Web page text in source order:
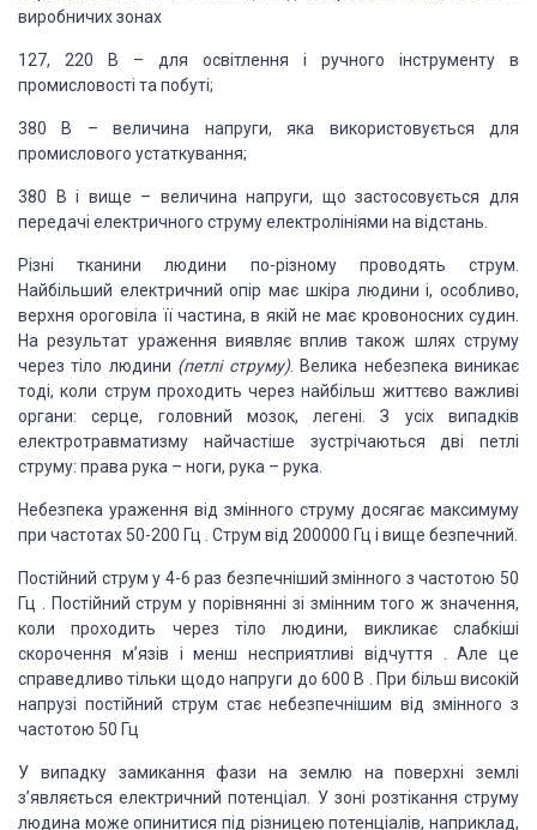
виробничих зонах
127, 220 В – для освітлення і ручного інструменту в
промисловості та побуті;
380 В – величина напруги, яка використовується для
промислового устаткування;
380 В і вище – величина напруги, що застосовується для
передачі електричного струму електролініями на відстань.
Різні тканини людини по-різному проводять струм.
Найбільший електричний опір має шкіра людини і, особливо,
верхня ороговіла її частина, в якій не має кровоносних судин.
На результат ураження виявляє вплив також шлях струму
через тіло людини (петлі струму). Велика небезпека виникає
тоді, коли струм проходить через найбільш життєво важливі
органи: серце, головний мозок, легені. З усіх випадків
електротравматизму найчастіше зустрічаються дві петлі
струму: права рука – ноги, рука – рука.
Небезпека ураження від змінного струму досягає максимуму
при частотах 50-200 Гц . Струм від 200000 Гц і вище безпечний.
Постійний струм у 4-6 раз безпечніший змінного з частотою 50
Гц . Постійний струм у порівнянні зі змінним того ж значення,
коли проходить через тіло людини, викликає слабкіші
скорочення м’язів і менш несприятливі відчуття . Але це
справедливо тільки щодо напруги до 600 В . При більш високій
напрузі постійний струм стає небезпечнішим від змінного з
частотою 50 Гц
У випадку замикання фази на землю на поверхні землі
з’являється електричний потенціал. У зоні розтікання струму
людина може опинитися під різницею потенціалів, наприклад,